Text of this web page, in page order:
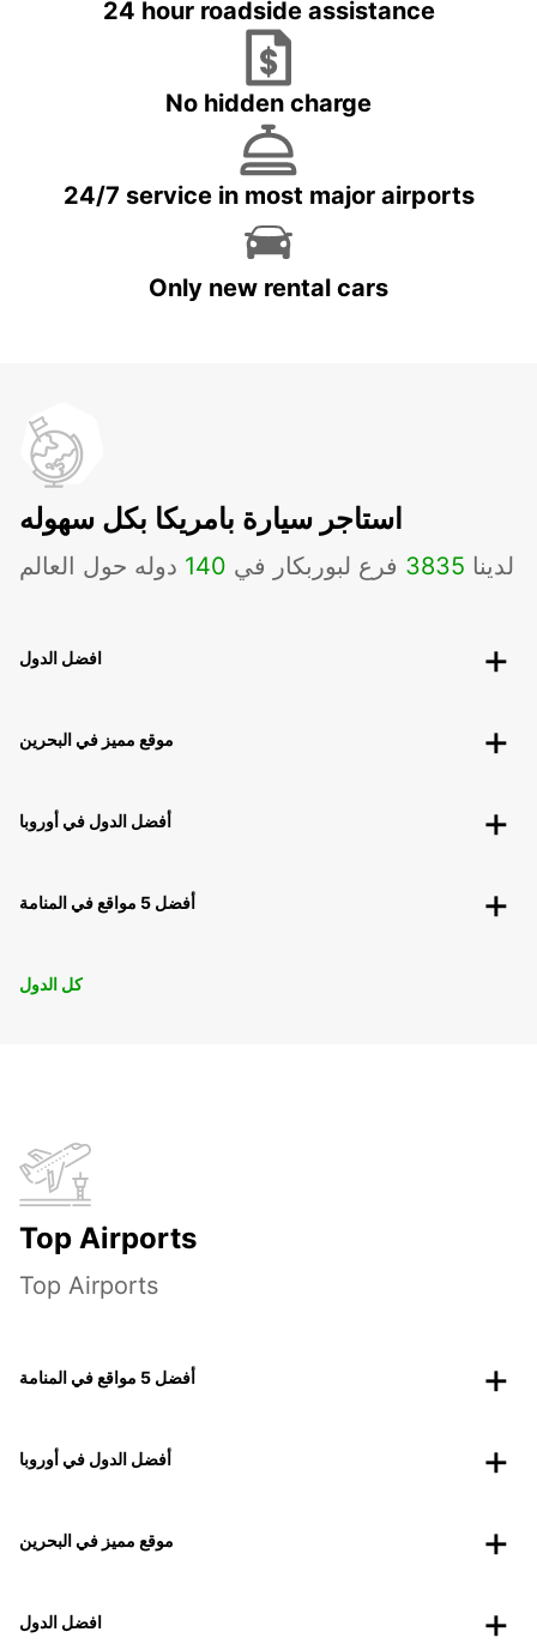
24 hour roadside assistance
No hidden charge
24/7 service in most major airports
Only new rental cars
استاجر سيارة بامريكا بكل سهوله
لدينا 3835 فرع لبوربكار في 140 دوله حول العالم
افضل الدول
موقع مميز في البحرين
أفضل الدول في أوروبا
أفضل 5 مواقع في المنامة
كل الدول
Top Airports
Top Airports
أفضل 5 مواقع في المنامة
أفضل الدول في أوروبا
موقع مميز في البحرين
افضل الدول